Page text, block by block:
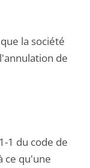
la société
de
1 du code de
ce qu'une